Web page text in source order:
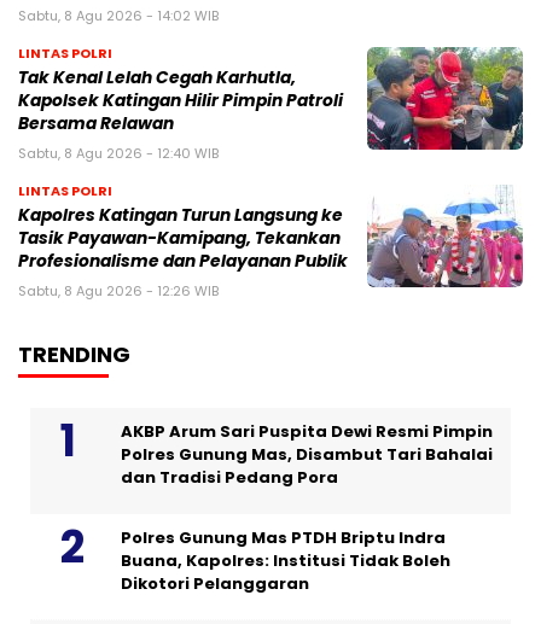
Sabtu, 8 Agu 2026 - 14:02 WIB
LINTAS POLRI
Tak Kenal Lelah Cegah Karhutla,
Kapolsek Katingan Hilir Pimpin Patroli
Bersama Relawan
Sabtu, 8 Agu 2026 - 12:40 WIB
LINTAS POLRI
Kapolres Katingan Turun Langsung ke
Tasik Payawan-Kamipang, Tekankan
Profesionalisme dan Pelayanan Publik
Sabtu, 8 Agu 2026 - 12:26 WIB
TRENDING
AKBP Arum Sari Puspita Dewi Resmi Pimpin
Polres Gunung Mas, Disambut Tari Bahalai
dan Tradisi Pedang Pora
Polres Gunung Mas PTDH Briptu Indra
Buana, Kapolres: Institusi Tidak Boleh
Dikotori Pelanggaran